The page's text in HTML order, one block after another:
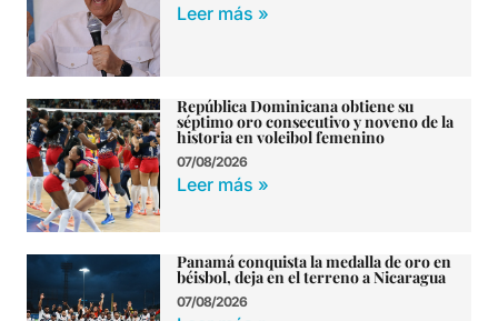
Leer más »
República Dominicana obtiene su
séptimo oro consecutivo y noveno de la
historia en voleibol femenino
07/08/2026
Leer más »
Panamá conquista la medalla de oro en
béisbol, deja en el terreno a Nicaragua
07/08/2026